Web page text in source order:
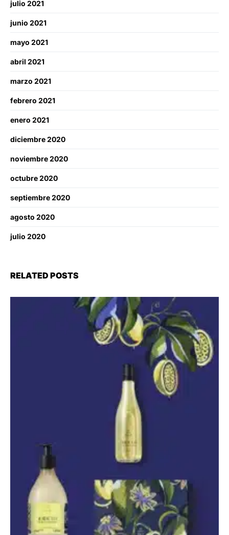
julio 2021
junio 2021
mayo 2021
abril 2021
marzo 2021
febrero 2021
enero 2021
diciembre 2020
noviembre 2020
octubre 2020
septiembre 2020
agosto 2020
julio 2020
RELATED POSTS